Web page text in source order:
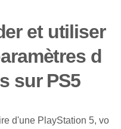
et utiliser
d
sur PS5
d'une PlayStation 5, vo